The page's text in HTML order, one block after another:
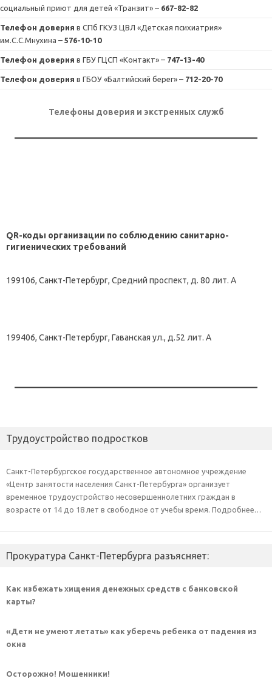
социальный приют для детей «Транзит» – 667-82-82
Телефон доверия в СПб ГКУЗ ЦВЛ «Детская психиатрия»
им.С.С.Мнухина – 576-10-10
Телефон доверия в ГБУ ГЦСП «Контакт» – 747-13-40
Телефон доверия в ГБОУ «Балтийский берег» – 712-20-70
Телефоны доверия и экстренных служб
QR-коды организации по соблюдению санитарно-
гигиенических требований
199106, Санкт-Петербург, Средний проспект, д. 80 лит. А
199406, Санкт-Петербург, Гаванская ул., д.52 лит. А
Трудоустройство подростков
Санкт-Петербургское государственное автономное учреждение
«Центр занятости населения Санкт-Петербурга» организует
временное трудоустройство несовершеннолетних граждан в
возрасте от 14 до 18 лет в свободное от учебы время. Подробнее…
Прокуратура Санкт-Петербурга разъясняет:
Как избежать хищения денежных средств с банковской
карты?
«Дети не умеют летать» как уберечь ребенка от падения из
окна
Осторожно! Мошенники!